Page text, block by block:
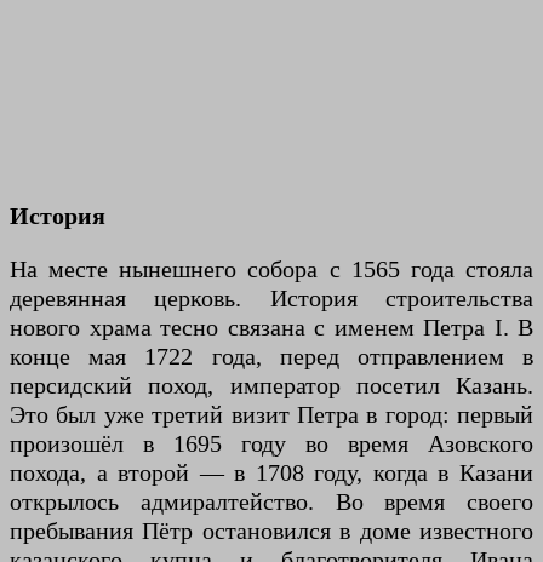
История
На месте нынешнего собора с 1565 года стояла
деревянная церковь. История строительства
нового храма тесно связана с именем Петра I. В
конце мая 1722 года, перед отправлением в
персидский поход, император посетил Казань.
Это был уже третий визит Петра в город: первый
произошёл в 1695 году во время Азовского
похода, а второй — в 1708 году, когда в Казани
открылось адмиралтейство. Во время своего
пребывания Пётр остановился в доме известного